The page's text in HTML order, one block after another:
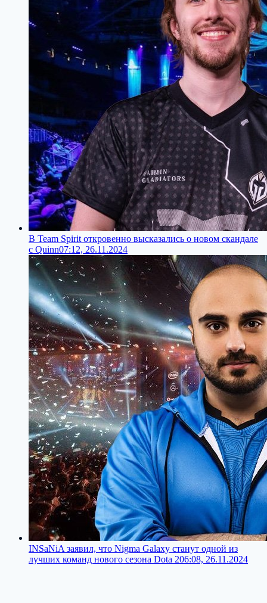
В Team Spirit откровенно высказались о новом скандале
с Quinn07:12, 26.11.2024
INSaNiA заявил, что Nigma Galaxy станут одной из
лучших команд нового сезона Dota 206:08, 26.11.2024